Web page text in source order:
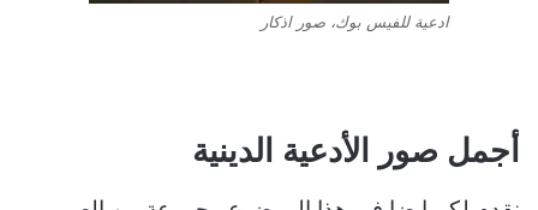
ادعية للفيس بوك، صور اذكار
أجمل صور الأدعية الدينية